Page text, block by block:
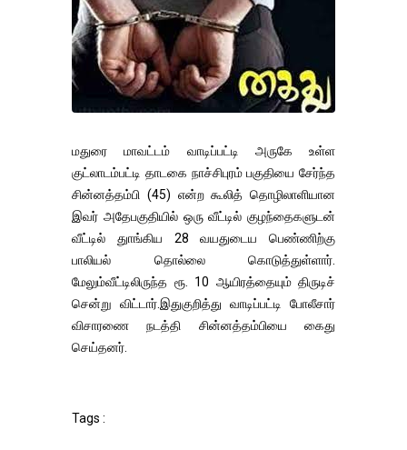
மதுரை மாவட்டம் வாடிப்பட்டி அருகே உள்ள
குட்லாடம்பட்டி தாடகை நாச்சிபுரம் பகுதியை சேர்ந்த
சின்னத்தம்பி (45) என்ற கூலித் தொழிலாளியான
இவர் அதேபகுதியில் ஒரு வீட்டில் குழந்தைகளுடன்
வீட்டில் துாங்கிய 28 வயதுடைய பெண்ணிற்கு
பாலியல் தொல்லை கொடுத்துள்ளார்.
மேலும்வீட்டிலிருந்த ரூ. 10 ஆயிரத்தையும் திருடிச்
சென்று விட்டார்.இதுகுறித்து வாடிப்பட்டி போலீசார்
விசாரணை நடத்தி சின்னத்தம்பியை கைது
செய்தனர்.
Tags :